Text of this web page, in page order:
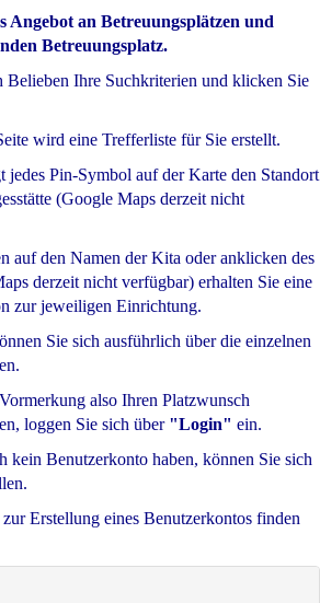
Angebot an Betreuungsplätzen und
Betreuungsplatz.
Belieben Ihre Suchkriterien und klicken Sie
wird eine Trefferliste für Sie erstellt.
jedes Pin-Symbol auf der Karte den Standort
(Google Maps derzeit nicht
auf den Namen der Kita oder anklicken des
derzeit nicht verfügbar) erhalten Sie eine
zur jeweiligen Einrichtung.
Sie sich ausführlich über die einzelnen
also Ihren Platzwunsch
loggen Sie sich über "Login" ein.
kein Benutzerkonto haben, können Sie sich
Erstellung eines Benutzerkontos finden